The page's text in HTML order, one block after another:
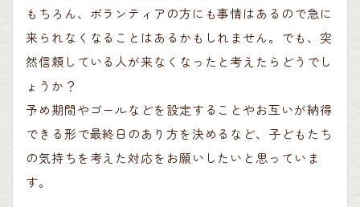
もちろん、ボランティアの方にも事情はあるので急に
来られなくなることはあるかもしれません。でも、突
然信頼している人が来なくなったと考えたらどうでし
ょうか？
予め期間やゴールなどを設定することやお互いが納得
できる形で最終日のあり方を決めるなど、子どもたち
の気持ちを考えた対応をお願いしたいと思っていま
す。